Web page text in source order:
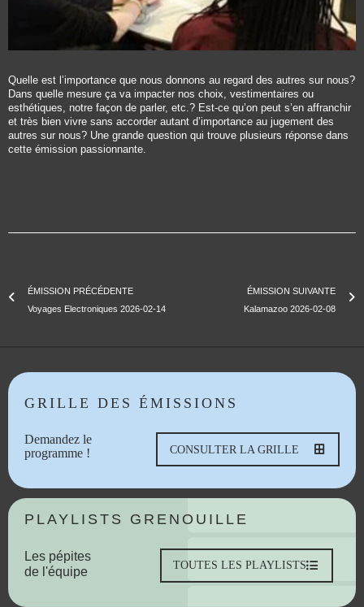
Quelle est l’importance que nous donnons au regard des autres sur nous?
Dans quelle mesure ça va impacter nos choix, vestimentaires ou
esthétiques, notre façon de parler, etc.? Est-ce qu’on peut s’en affranchir
et très bien vivre sans accorder autant d’importance au jugement des
autres sur nous? Une grande question qui trouve plusieurs réponse dans
cette émission passionnante.
ÉMISSION PRÉCÉDENTE
Voyages Electroniques 2026-02-14
ÉMISSION SUIVANTE
Kalamazoo 2026-02-08
GRILLE DES ÉMISSIONS
Demandez le
programme !
CONSULTER LA GRILLE
PLAYLISTS GRENOUILLE
Les pépites
de l'équipe
TOUTES LES PLAYLISTS